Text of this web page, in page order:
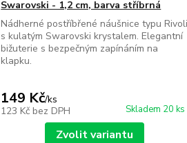
Swarovski - 1,2 cm, barva stříbrná
Nádherné postříbřené náušnice typu Rivoli
s kulatým Swarovski krystalem. Elegantní
bižuterie s bezpečným zapínáním na
klapku.
149 Kč/ks
123 Kč bez DPH Skladem 20 ks
Zvolit variantu